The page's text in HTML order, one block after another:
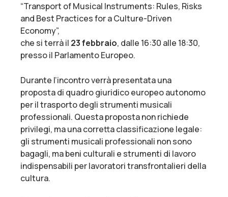
“Transport of Musical Instruments: Rules, Risks
and Best Practices for a Culture-Driven
Economy”,
che si terrà il 23 febbraio, dalle 16:30 alle 18:30,
presso il Parlamento Europeo.
Durante l’incontro verrà presentata una
proposta di quadro giuridico europeo autonomo
per il trasporto degli strumenti musicali
professionali. Questa proposta non richiede
privilegi, ma una corretta classificazione legale:
gli strumenti musicali professionali non sono
bagagli, ma beni culturali e strumenti di lavoro
indispensabili per lavoratori transfrontalieri della
cultura.